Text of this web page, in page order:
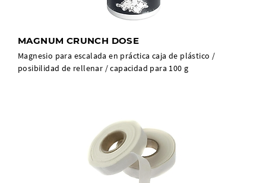
MAGNUM CRUNCH DOSE
Magnesio para escalada en práctica caja de plástico /
posibilidad de rellenar / capacidad para 100 g